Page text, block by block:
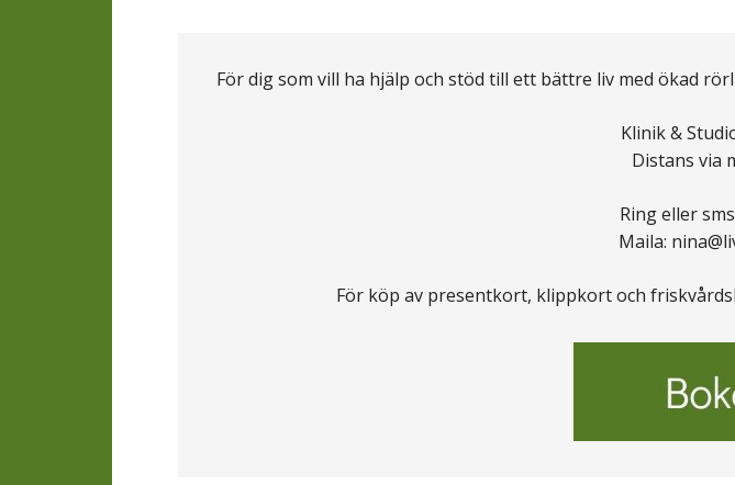
För dig som vill ha hjälp och stöd till ett bättre liv med ökad
Klinik &
Distans via
Ring eller
Maila:
För köp av presentkort, klippkort och